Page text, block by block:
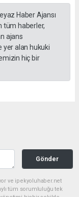
Haber Ajansı
tüm haberler,
ajans
yer alan hukuki
hiç bir
Gönder
ve ipekyoluhaber.net
tüm sorumluluğu tek